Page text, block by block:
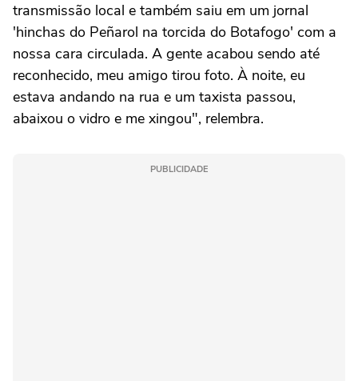
transmissão local e também saiu em um jornal
'hinchas do Peñarol na torcida do Botafogo' com a
nossa cara circulada. A gente acabou sendo até
reconhecido, meu amigo tirou foto. À noite, eu
estava andando na rua e um taxista passou,
abaixou o vidro e me xingou", relembra.
PUBLICIDADE